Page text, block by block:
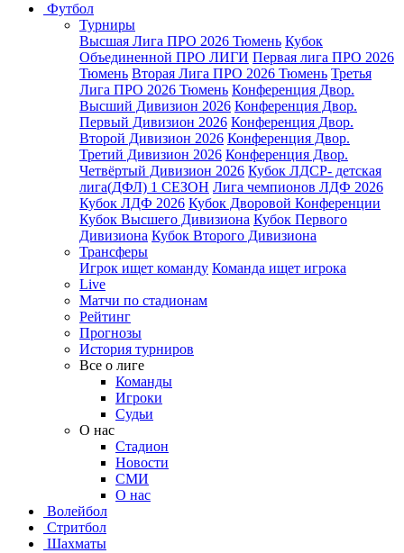
Футбол
Турниры
Высшая Лига ПРО 2026 Тюмень Кубок
Объединенной ПРО ЛИГИ Первая лига ПРО 2026
Тюмень Вторая Лига ПРО 2026 Тюмень Третья
Лига ПРО 2026 Тюмень Конференция Двор.
Высший Дивизион 2026 Конференция Двор.
Первый Дивизион 2026 Конференция Двор.
Второй Дивизион 2026 Конференция Двор.
Третий Дивизион 2026 Конференция Двор.
Четвёртый Дивизион 2026 Кубок ЛДСР- детская
лига(ДФЛ) 1 СЕЗОН Лига чемпионов ЛДФ 2026
Кубок ЛДФ 2026 Кубок Дворовой Конференции
Кубок Высшего Дивизиона Кубок Первого
Дивизиона Кубок Второго Дивизиона
Трансферы
Игрок ищет команду Команда ищет игрока
Live
Матчи по стадионам
Рейтинг
Прогнозы
История турниров
Все о лиге
Команды
Игроки
Судьи
О нас
Стадион
Новости
СМИ
О нас
Волейбол
Стритбол
Шахматы